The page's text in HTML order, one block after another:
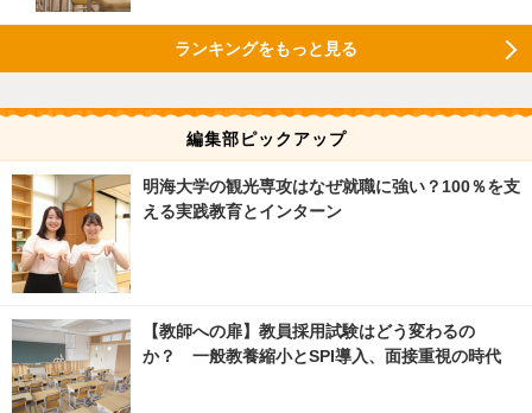
ランキングをもっと見る
編集部ピックアップ
明海大学の観光専攻はなぜ就職に強い？100％を支
える実践教育とインターン
【教師への扉】教員採用試験はどう変わるの
か？ 一般教養縮小とSPI導入、面接重視の時代